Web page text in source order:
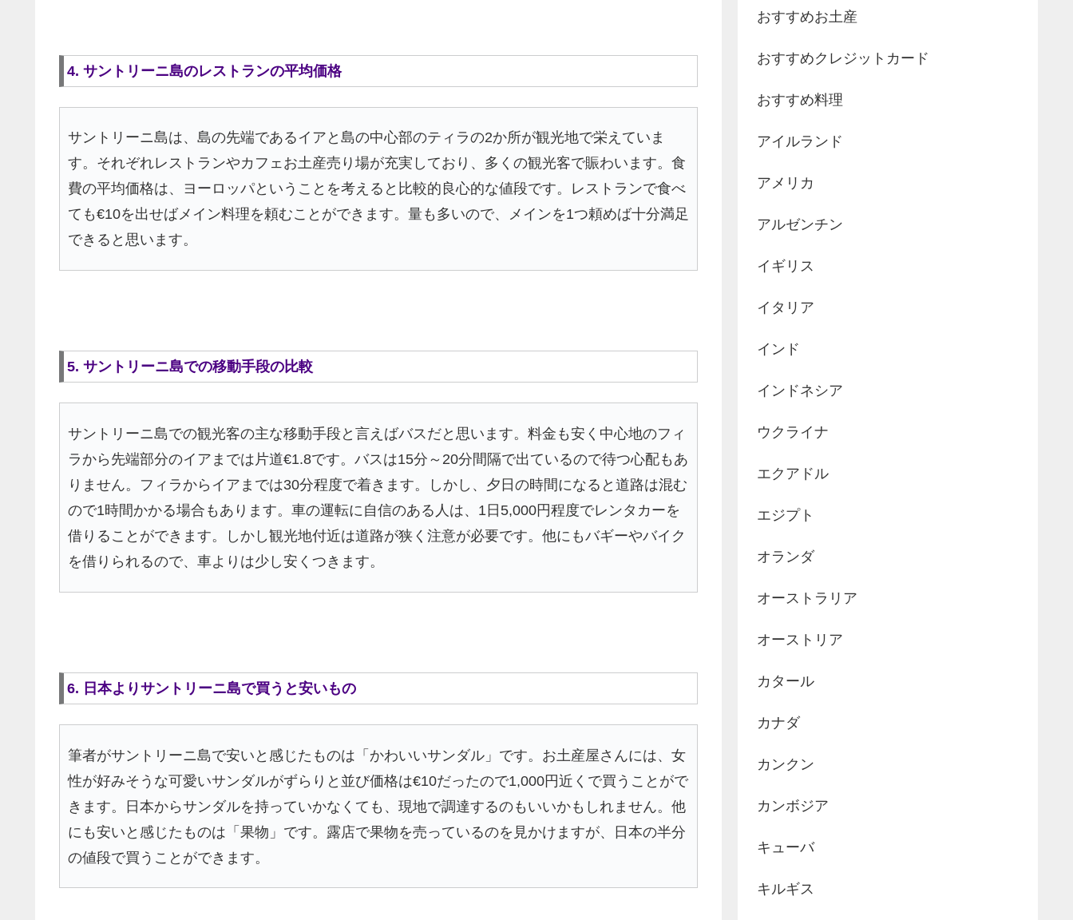
4. サントリーニ島のレストランの平均価格
サントリーニ島は、島の先端であるイアと島の中心部のティラの2か所が観光地で栄えていま
す。それぞれレストランやカフェお土産売り場が充実しており、多くの観光客で賑わいます。食
費の平均価格は、ヨーロッパということを考えると比較的良心的な値段です。レストランで食べ
ても€10を出せばメイン料理を頼むことができます。量も多いので、メインを1つ頼めば十分満足
できると思います。
5. サントリーニ島での移動手段の比較
サントリーニ島での観光客の主な移動手段と言えばバスだと思います。料金も安く中心地のフィ
ラから先端部分のイアまでは片道€1.8です。バスは15分～20分間隔で出ているので待つ心配もあ
りません。フィラからイアまでは30分程度で着きます。しかし、夕日の時間になると道路は混む
ので1時間かかる場合もあります。車の運転に自信のある人は、1日5,000円程度でレンタカーを
借りることができます。しかし観光地付近は道路が狭く注意が必要です。他にもバギーやバイク
を借りられるので、車よりは少し安くつきます。
6. 日本よりサントリーニ島で買うと安いもの
筆者がサントリーニ島で安いと感じたものは「かわいいサンダル」です。お土産屋さんには、女
性が好みそうな可愛いサンダルがずらりと並び価格は€10だったので1,000円近くで買うことがで
きます。日本からサンダルを持っていかなくても、現地で調達するのもいいかもしれません。他
にも安いと感じたものは「果物」です。露店で果物を売っているのを見かけますが、日本の半分
の値段で買うことができます。
おすすめお土産
おすすめクレジットカード
おすすめ料理
アイルランド
アメリカ
アルゼンチン
イギリス
イタリア
インド
インドネシア
ウクライナ
エクアドル
エジプト
オランダ
オーストラリア
オーストリア
カタール
カナダ
カンクン
カンボジア
キューバ
キルギス